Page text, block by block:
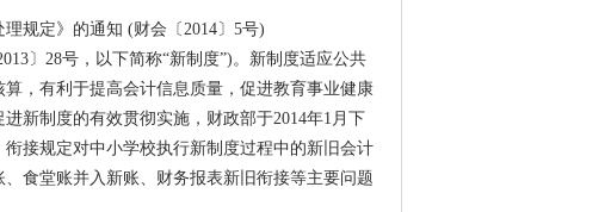
规定》的通知 (财会〔2014〕5号)
〕28号，以下简称“新制度”)。新制度适应公共
，有利于提高会计信息质量，促进教育事业健康
新制度的有效贯彻实施，财政部于2014年1月下
接规定对中小学校执行新制度过程中的新旧会计
食堂账并入新账、财务报表新旧衔接等主要问题